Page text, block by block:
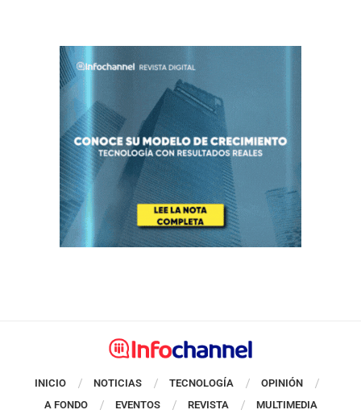
INICIO NOTICIAS TECNOLOGÍA
OPINIÓN
A FONDO
EVENTOS REVISTA MULTIMEDIA